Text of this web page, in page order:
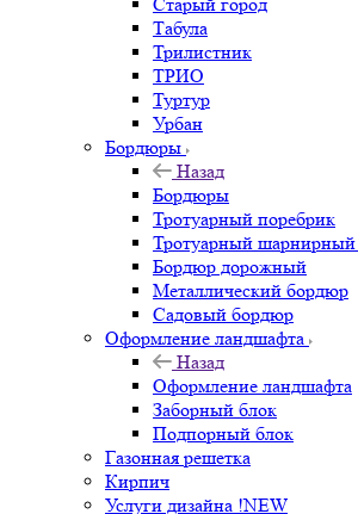
Табула
Трилистник
ТРИО
Туртур
Урбан
Бордюры
Назад
Бордюры
Тротуарный поребрик
Тротуарный
Бордюр дорожный
Металлический бордюр
Садовый бордюр
Оформление ландшафта
Назад
Оформление ландшафта
Заборный блок
Подпорный блок
Газонная решетка
Кирпич
Услуги дизайна !NEW